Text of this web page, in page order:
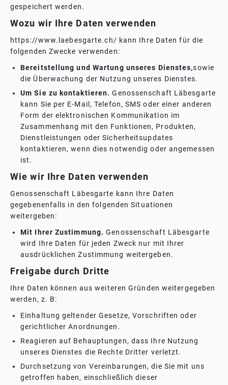
gespeichert werden.
Wozu wir Ihre Daten verwenden
https://www.laebesgarte.ch/ kann Ihre Daten für die
folgenden Zwecke verwenden:
Bereitstellung und Wartung unseres Dienstes,sowie
die Überwachung der Nutzung unseres Dienstes.
Um Sie zu kontaktieren. Genossenschaft Läbesgarte
kann Sie per E-Mail, Telefon, SMS oder einer anderen
Form der elektronischen Kommunikation im
Zusammenhang mit den Funktionen, Produkten,
Dienstleistungen oder Sicherheitsupdates
kontaktieren, wenn dies notwendig oder angemessen
ist.
Wie wir Ihre Daten verwenden
Genossenschaft Läbesgarte kann Ihre Daten
gegebenenfalls in den folgenden Situationen
weitergeben:
Mit Ihrer Zustimmung. Genossenschaft Läbesgarte
wird Ihre Daten für jeden Zweck nur mit Ihrer
ausdrücklichen Zustimmung weitergeben.
Freigabe durch Dritte
Ihre Daten können aus weiteren Gründen weitergegeben
werden, z. B:
Einhaltung geltender Gesetze, Vorschriften oder
gerichtlicher Anordnungen.
Reagieren auf Behauptungen, dass Ihre Nutzung
unseres Dienstes die Rechte Dritter verletzt.
Durchsetzung von Vereinbarungen, die Sie mit uns
getroffen haben, einschließlich dieser